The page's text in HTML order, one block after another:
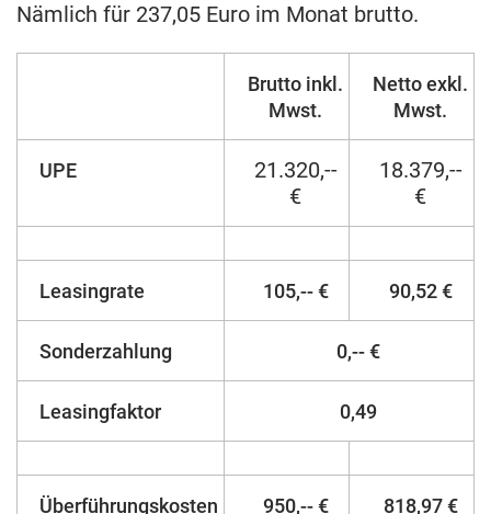
Nämlich für 237,05 Euro im Monat brutto.
Brutto inkl.
Mwst.
Netto exkl.
Mwst.
UPE
21.320,--
€
18.379,--
€
Leasingrate 105,-- € 90,52 €
Sonderzahlung 0,-- €
Leasingfaktor 0,49
Überführungskosten 950,-- € 818,97 €